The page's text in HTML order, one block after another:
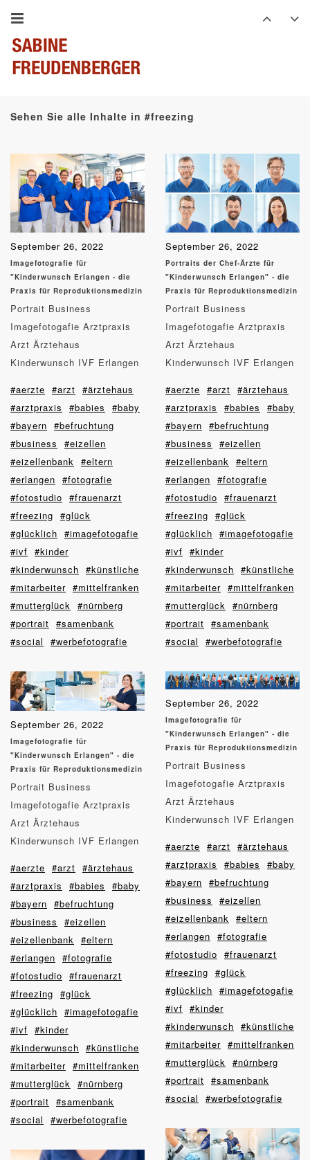
Sehen Sie alle Inhalte in #freezing
September 26, 2022
Imagefotografie für
"Kinderwunsch Erlangen - die
Praxis für Reproduktionsmedizin
Portrait Business
Imagefotogafie Arztpraxis
Arzt Ärztehaus
Kinderwunsch IVF Erlangen
#aerzte #arzt #ärztehaus
#arztpraxis
#babies
#baby
#bayern #befruchtung
#business
#eizellen
#eizellenbank #eltern
#erlangen #fotografie
#fotostudio #frauenarzt
#freezing #glück
#glücklich #imagefotogafie
#ivf #kinder
#kinderwunsch #künstliche
#mitarbeiter #mittelfranken
#mutterglück #nürnberg
#portrait #samenbank
#social
#werbefotografie
September 26, 2022
Imagefotografie für
"Kinderwunsch Erlangen" - die
Praxis für Reproduktionsmedizin
Portrait Business
Imagefotogafie Arztpraxis
Arzt Ärztehaus
Kinderwunsch IVF Erlangen
#aerzte #arzt #ärztehaus
#arztpraxis
#babies
#baby
#bayern #befruchtung
#business
#eizellen
#eizellenbank #eltern
#erlangen #fotografie
#fotostudio #frauenarzt
#freezing #glück
#glücklich #imagefotogafie
#ivf #kinder
#kinderwunsch #künstliche
#mitarbeiter #mittelfranken
#mutterglück #nürnberg
#portrait #samenbank
#social
#werbefotografie
September 26, 2022
Portraits der Chef-Ärzte für
"Kinderwunsch Erlangen" - die
Praxis für Reproduktionsmedizin
Portrait Business
Imagefotogafie Arztpraxis
Arzt Ärztehaus
Kinderwunsch IVF Erlangen
#aerzte #arzt #ärztehaus
#arztpraxis
#babies
#baby
#bayern #befruchtung
#business
#eizellen
#eizellenbank #eltern
#erlangen #fotografie
#fotostudio #frauenarzt
#freezing #glück
#glücklich #imagefotogafie
#ivf #kinder
#kinderwunsch #künstliche
#mitarbeiter #mittelfranken
#mutterglück #nürnberg
#portrait #samenbank
#social
#werbefotografie
September 26, 2022
Imagefotografie für
"Kinderwunsch Erlangen" - die
Praxis für Reproduktionsmedizin
Portrait Business
Imagefotogafie Arztpraxis
Arzt Ärztehaus
Kinderwunsch IVF Erlangen
#aerzte #arzt #ärztehaus
#arztpraxis
#babies
#baby
#bayern #befruchtung
#business
#eizellen
#eizellenbank #eltern
#erlangen #fotografie
#fotostudio #frauenarzt
#freezing #glück
#glücklich #imagefotogafie
#ivf #kinder
#kinderwunsch #künstliche
#mitarbeiter #mittelfranken
#mutterglück #nürnberg
#portrait #samenbank
#social
#werbefotografie